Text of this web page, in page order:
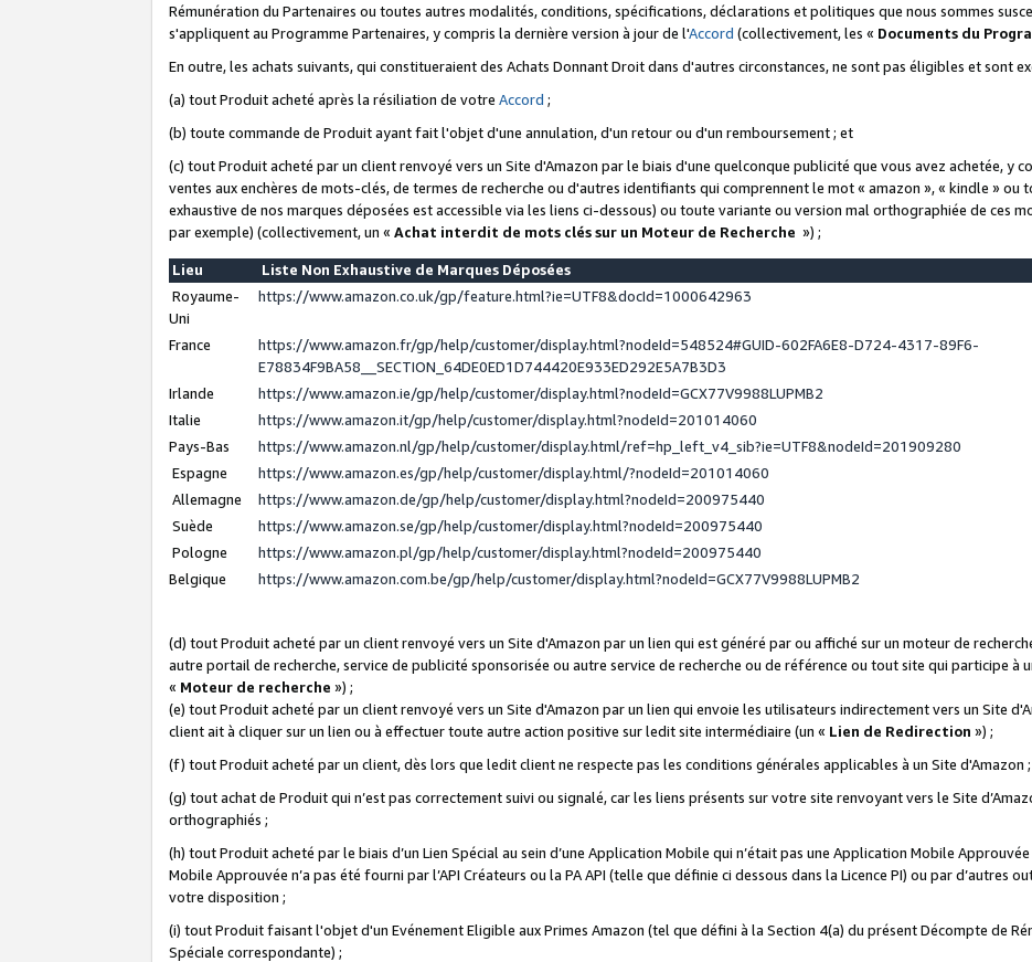
Rémunération du Partenaires ou toutes autres modalités, conditions, spécifications, déclarations et politiques que nous sommes
s'appliquent au Programme Partenaires, y compris la dernière version à jour de l'Accord (collectivement, les « Documents du
En outre, les achats suivants, qui constitueraient des Achats Donnant Droit dans d'autres circonstances, ne sont pas éligibles et sont
(a) tout Produit acheté après la résiliation de votre Accord ;
(b) toute commande de Produit ayant fait l'objet d'une annulation, d'un retour ou d'un remboursement ; et
(c) tout Produit acheté par un client renvoyé vers un Site d'Amazon par le biais d'une quelconque publicité que vous avez achetée, y
ventes aux enchères de mots-clés, de termes de recherche ou d'autres identifiants qui comprennent le mot « amazon », « kindle » ou
exhaustive de nos marques déposées est accessible via les liens ci-dessous) ou toute variante ou version mal orthographiée de ces
par exemple) (collectivement, un « Achat interdit de mots clés sur un Moteur de Recherche ») ;
Lieu
Liste Non Exhaustive de Marques Déposées
Royaume-
Uni
https://www.amazon.co.uk/gp/feature.html?ie=UTF8&docId=1000642963
France
https://www.amazon.fr/gp/help/customer/display.html?nodeId=548524#GUID-602FA6E8-D724-4317-89F6-
E78834F9BA58__SECTION_64DE0ED1D744420E933ED292E5A7B3D3
Irlande
https://www.amazon.ie/gp/help/customer/display.html?nodeId=GCX77V9988LUPMB2
Italie
https://www.amazon.it/gp/help/customer/display.html?nodeId=201014060
Pays-Bas
https://www.amazon.nl/gp/help/customer/display.html/ref=hp_left_v4_sib?ie=UTF8&nodeId=201909280
Espagne
https://www.amazon.es/gp/help/customer/display.html/?nodeId=201014060
Allemagne
https://www.amazon.de/gp/help/customer/display.html?nodeId=200975440
Suède
https://www.amazon.se/gp/help/customer/display.html?nodeId=200975440
Pologne
https://www.amazon.pl/gp/help/customer/display.html?nodeId=200975440
Belgique
https://www.amazon.com.be/gp/help/customer/display.html?nodeId=GCX77V9988LUPMB2
(d) tout Produit acheté par un client renvoyé vers un Site d'Amazon par un lien qui est généré par ou affiché sur un moteur de
autre portail de recherche, service de publicité sponsorisée ou autre service de recherche ou de référence ou tout site qui participe à
« Moteur de recherche ») ;
(e) tout Produit acheté par un client renvoyé vers un Site d'Amazon par un lien qui envoie les utilisateurs indirectement vers un Site
client ait à cliquer sur un lien ou à effectuer toute autre action positive sur ledit site intermédiaire (un « Lien de Redirection ») ;
(f) tout Produit acheté par un client, dès lors que ledit client ne respecte pas les conditions générales applicables à un Site d'Amazon ;
(g) tout achat de Produit qui n’est pas correctement suivi ou signalé, car les liens présents sur votre site renvoyant vers le Site
orthographiés ;
(h) tout Produit acheté par le biais d’un Lien Spécial au sein d’une Application Mobile qui n’était pas une Application Mobile
Mobile Approuvée n’a pas été fourni par l’API Créateurs ou la PA API (telle que définie ci dessous dans la Licence PI) ou par d’autres
votre disposition ;
(i) tout Produit faisant l'objet d'un Evénement Eligible aux Primes Amazon (tel que défini à la Section 4(a) du présent Décompte de
Spéciale correspondante) ;